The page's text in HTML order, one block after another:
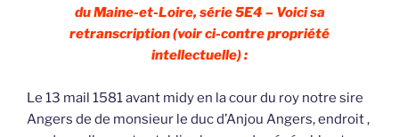
du Maine-et-Loire, série 5E4 – Voici sa
retranscription (voir ci-contre propriété
intellectuelle) :
Le 13 mail 1581 avant midy en la cour du roy notre sire
Angers de de monsieur le duc d’Anjou Angers, endroit ,